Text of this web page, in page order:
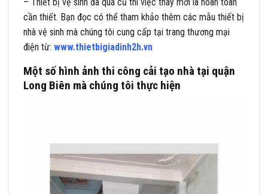
cần thiết. Bạn đọc có thể tham khảo thêm các mẫu thiết bị
nhà vệ sinh mà chúng tôi cung cấp tại trang thương mại
điện từ: www.thietbigiadinh2h.vn
Một số hình ảnh thi công cải tạo nhà tại quận
Long Biên mà chúng tôi thực hiện